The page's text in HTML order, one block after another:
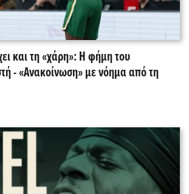
και τη «χάρη»: Η φήμη του
- «Ανακοίνωση» με νόημα από τη